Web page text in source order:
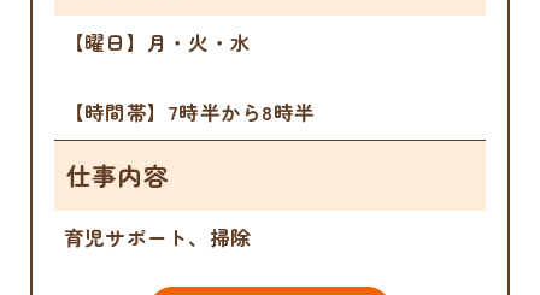
【曜日】月・火・水
【時間帯】7時半から8時半
仕事内容
育児サポート、掃除